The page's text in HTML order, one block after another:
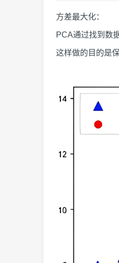
方差最大化：
PCA通过找到数
这样做的目的是